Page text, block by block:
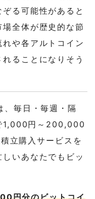
る可能性があると
全体が歴史的な節
や各アルトコイン
ることになりそう
、毎日・毎週・隔
1,000円～200,000
立購入サービスを
いあなたでもビッ
円分のビットコイ